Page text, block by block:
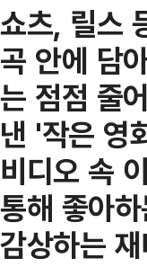
쇼츠, 릴스
곡 안에 담
는 점점 줄
낸 '작은 영
비디오 속
통해 좋아
감상하는